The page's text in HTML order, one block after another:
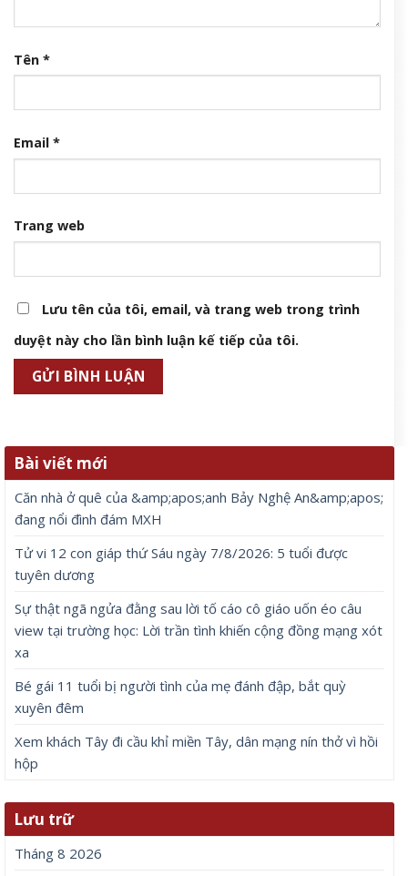
Tên *
Email *
Trang web
Lưu tên của tôi, email, và trang web trong trình
duyệt này cho lần bình luận kế tiếp của tôi.
Bài viết mới
Căn nhà ở quê của &amp;apos;anh Bảy Nghệ An&amp;apos;
đang nổi đình đám MXH
Tử vi 12 con giáp thứ Sáu ngày 7/8/2026: 5 tuổi được
tuyên dương
Sự thật ngã ngửa đằng sau lời tố cáo cô giáo uốn éo câu
view tại trường học: Lời trần tình khiến cộng đồng mạng xót
xa
Bé gái 11 tuổi bị người tình của mẹ đánh đập, bắt quỳ
xuyên đêm
Xem khách Tây đi cầu khỉ miền Tây, dân mạng nín thở vì hồi
hộp
Lưu trữ
Tháng 8 2026